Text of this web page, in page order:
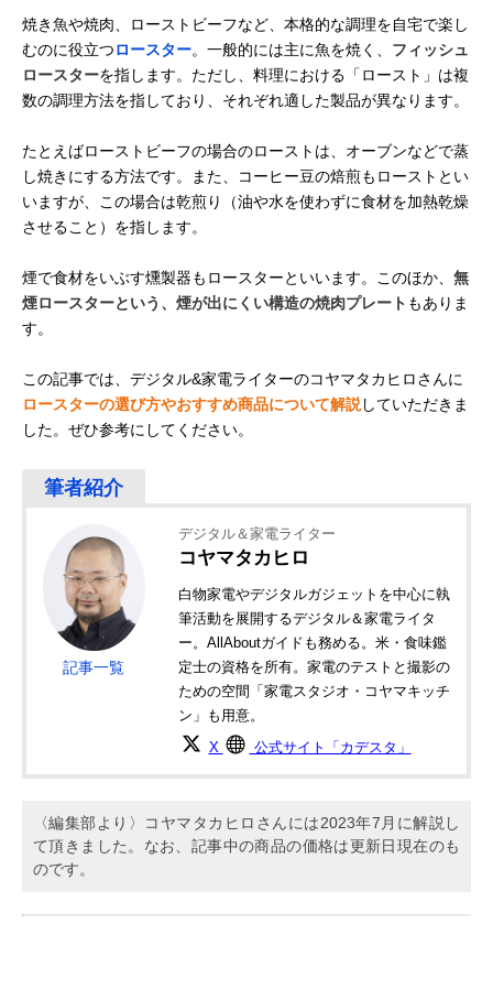
焼き魚や焼肉、ローストビーフなど、本格的な調理を自宅で楽し
むのに役立つロースター。一般的には主に魚を焼く、 フィッシュ
ロースターを指します。ただし、料理における「ロースト」は複
数の調理方法を指しており、それぞれ適した製品が異なります。
たとえばローストビーフの場合のローストは、オーブンなどで蒸
し焼きにする方法です。また、コーヒー豆の焙煎もローストとい
いますが、この場合は乾煎り（油や水を使わずに食材を加熱乾燥
させること）を指します。
煙で食材をいぶす燻製器もロースターといいます。このほか、 無
煙ロースターという、煙が出にくい構造の焼肉プレート もありま
す。
この記事では、デジタル&家電ライターのコヤマタカヒロさんに
ロースターの選び方やおすすめ商品について解説していただきま
した。ぜひ参考にしてください。
記事一覧
デジタル＆家電ライター
コヤマタカヒロ
白物家電やデジタルガジェットを中心に執
筆活動を展開するデジタル＆家電ライタ
ー。AllAboutガイドも務める。米・食味鑑
定士の資格を所有。家電のテストと撮影の
ための空間「家電スタジオ・コヤマキッチ
ン」も用意。
X 公式サイト「カデスタ」
〈編集部より〉コヤマタカヒロさんには2023年7月に解説し
て頂きました。なお、記事中の商品の価格は更新日現在のも
のです。